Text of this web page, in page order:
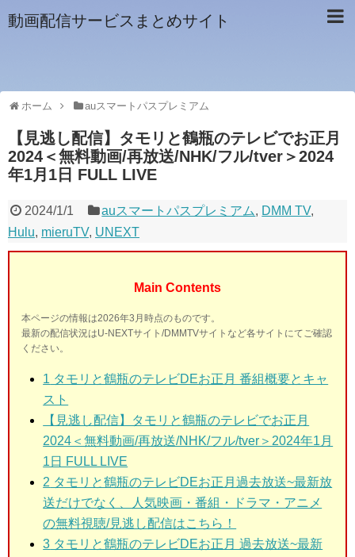
動画配信サービスまとめサイト
ホーム auスマートパスプレミアム
【見逃し配信】タモリと鶴瓶のテレビでお正月
2024＜無料動画/再放送/NHK/フル/tver＞2024
年1月1日 FULL LIVE
2024/1/1 auスマートパスプレミアム, DMM TV,
Hulu, mieruTV, UNEXT
Main Contents
本ページの情報は2026年3月時点のものです。
最新の配信状況はU-NEXTサイト/DMMTVサイトなど各サイトにてご確認
ください。
1 タモリと鶴瓶のテレビDEお正月 番組概要とキャ
スト
【見逃し配信】タモリと鶴瓶のテレビでお正月
2024＜無料動画/再放送/NHK/フル/tver＞2024年1月
1日 FULL LIVE
2 タモリと鶴瓶のテレビDEお正月過去放送~最新放
送だけでなく、人気映画・番組・ドラマ・アニメ
の無料視聴/見逃し配信はこちら！
3 タモリと鶴瓶のテレビDEお正月 過去放送~最新